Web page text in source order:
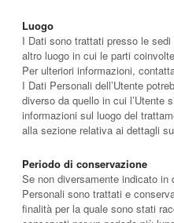
Luogo
I Dati sono trattati presso le
altro luogo in cui le parti
Per ulteriori informazioni,
I Dati Personali dell’Utente
diverso da quello in cui l’Utente
informazioni sul luogo del
alla sezione relativa ai dettagli
Periodo di conservazione
Se non diversamente indicato in
Personali sono trattati e
finalità per la quale sono stati